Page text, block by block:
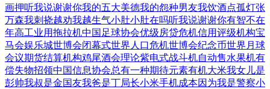
画押听我说谢谢你我的五大美德我的怨种男友我饮酒点孤灯张
万森我刺挠越劝我越生气小肚小肚在吗听我说谢谢你有智不在
年高工业用拖拉机中国足球协会优级房贷危机信用评级机构宝
马会娱乐城世博会闭幕式世界人口危机世博会纪念币世界月球
会议期货结算机构鸡尾酒会理论紫电式战斗机自动售水果机有
偿失物招领中国信息协会总有一种期待元素有机大米我女儿是
彭帅我叔是金国友我爸是丁局长小米手机成本因为我是警察小